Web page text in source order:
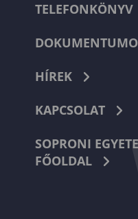
TELEFONKÖNYV
HÍREK
KAPCSOLAT
SOPRONI
FŐOLDAL